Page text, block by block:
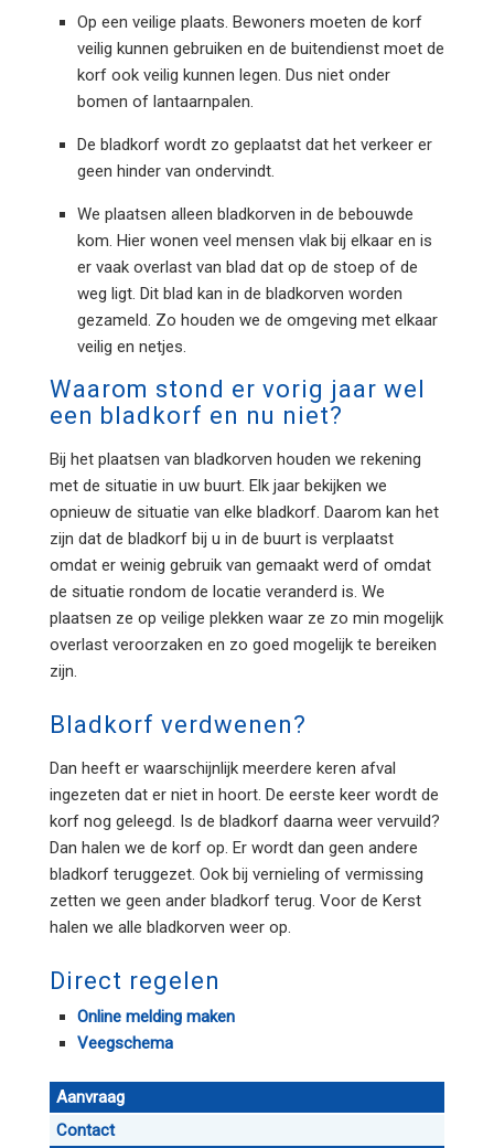
Op een veilige plaats. Bewoners moeten de korf
veilig kunnen gebruiken en de buitendienst moet de
korf ook veilig kunnen legen. Dus niet onder
bomen of lantaarnpalen.
De bladkorf wordt zo geplaatst dat het verkeer er
geen hinder van ondervindt.
We plaatsen alleen bladkorven in de bebouwde
kom. Hier wonen veel mensen vlak bij elkaar en is
er vaak overlast van blad dat op de stoep of de
weg ligt. Dit blad kan in de bladkorven worden
gezameld. Zo houden we de omgeving met elkaar
veilig en netjes.
Waarom stond er vorig jaar wel
een bladkorf en nu niet?
Bij het plaatsen van bladkorven houden we rekening
met de situatie in uw buurt. Elk jaar bekijken we
opnieuw de situatie van elke bladkorf. Daarom kan het
zijn dat de bladkorf bij u in de buurt is verplaatst
omdat er weinig gebruik van gemaakt werd of omdat
de situatie rondom de locatie veranderd is. We
plaatsen ze op veilige plekken waar ze zo min mogelijk
overlast veroorzaken en zo goed mogelijk te bereiken
zijn.
Bladkorf verdwenen?
Dan heeft er waarschijnlijk meerdere keren afval
ingezeten dat er niet in hoort. De eerste keer wordt de
korf nog geleegd. Is de bladkorf daarna weer vervuild?
Dan halen we de korf op. Er wordt dan geen andere
bladkorf teruggezet. Ook bij vernieling of vermissing
zetten we geen ander bladkorf terug. Voor de Kerst
halen we alle bladkorven weer op.
Direct regelen
Online melding maken
Veegschema
Aanvraag
Contact